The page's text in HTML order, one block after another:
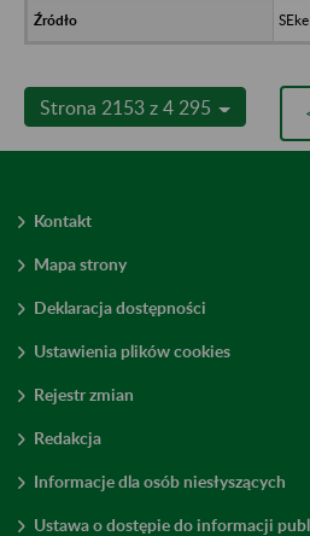
Strona 2153 z 4 295
Kontakt
Mapa strony
Deklaracja dostępności
Ustawienia plików cookies
Rejestr zmian
Redakcja
Informacje dla osób niesłyszących
Ustawa o dostępie do informacji